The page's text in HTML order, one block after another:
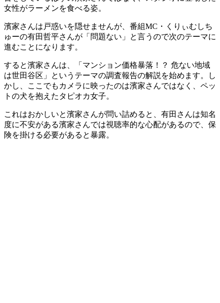
女性がラーメンを食べる姿。
濱家さんは戸惑いを隠せませんが、番組MC・くりぃむしち
ゅーの有田哲平さんが「問題ない」と言うので次のテーマに
進むことになります。
すると濱家さんは、「マンション価格暴落！？ 危ない地域
は世田谷区」というテーマの調査報告の解説を始めます。し
かし、ここでもカメラに映ったのは濱家さんではなく、ペッ
トの犬を抱えたタピオカ女子。
これはおかしいと濱家さんが問い詰めると、有田さんは知名
度に不安がある濱家さんでは視聴率的な心配があるので、保
険を掛ける必要があると暴露。